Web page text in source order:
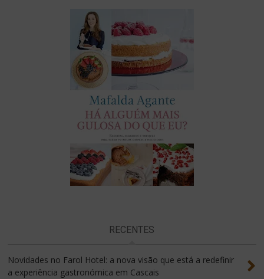
RECENTES
Novidades no Farol Hotel: a nova visão que está a redefinir
a experiência gastronómica em Cascais